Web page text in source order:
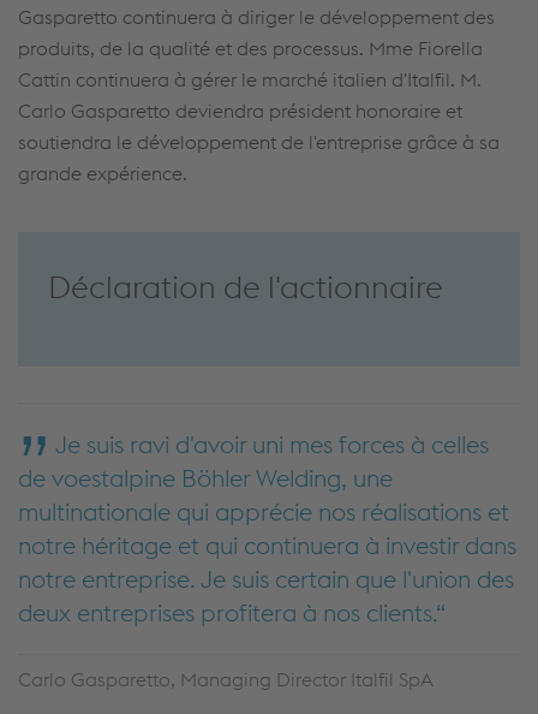
Gasparetto continuera à diriger le développement des
produits, de la qualité et des processus. Mme Fiorella
Cattin continuera à gérer le marché italien d'Italfil. M.
Carlo Gasparetto deviendra président honoraire et
soutiendra le développement de l'entreprise grâce à sa
grande expérience.
Déclaration de l'actionnaire
Je suis ravi d'avoir uni mes forces à celles
de voestalpine Böhler Welding, une
multinationale qui apprécie nos réalisations et
notre héritage et qui continuera à investir dans
notre entreprise. Je suis certain que l'union des
deux entreprises profitera à nos clients.
Carlo Gasparetto, Managing Director Italfil SpA